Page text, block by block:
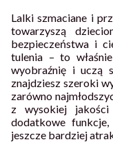
Lalki szmaciane i
towarzyszą
bezpieczeństwa i
tulenia – to
wyobraźnię i uczą
znajdziesz szeroki
zarówno
z wysokiej jakości
dodatkowe
jeszcze bardziej